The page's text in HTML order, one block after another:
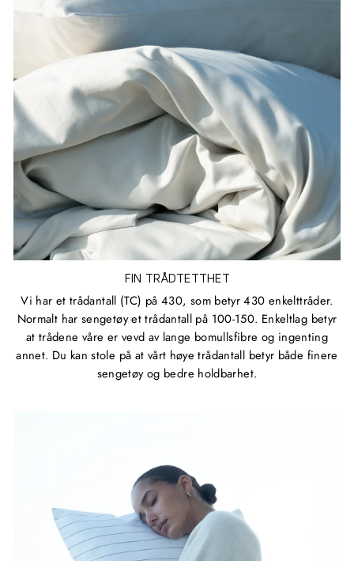
FIN TRÅDTETTHET
Vi har et trådantall (TC) på 430, som betyr 430 enkelttråder.
Normalt har sengetøy et trådantall på 100-150. Enkeltlag betyr
at trådene våre er vevd av lange bomullsfibre og ingenting
annet. Du kan stole på at vårt høye trådantall betyr både finere
sengetøy og bedre holdbarhet.